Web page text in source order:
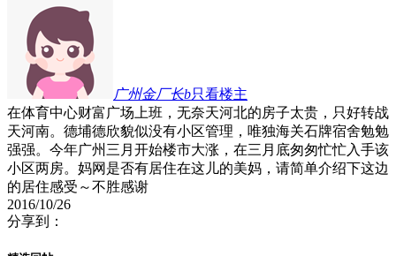
广州金厂长b只看楼主
在体育中心财富广场上班，无奈天河北的房子太贵，只好转战
天河南。德埔德欣貌似没有小区管理，唯独海关石牌宿舍勉勉
强强。今年广州三月开始楼市大涨，在三月底匆匆忙忙入手该
小区两房。妈网是否有居住在这儿的美妈，请简单介绍下这边
的居住感受～不胜感谢
2016/10/26
分享到：